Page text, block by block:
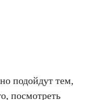
подойдут тем,
посмотреть